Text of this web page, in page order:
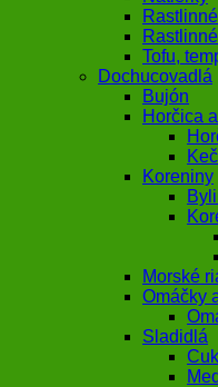
Tofu,
Dochucovadlá
Bujón
Horčica
Koreniny
Morské
Omáčky
Sladidlá
Med